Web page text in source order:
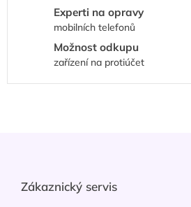
Experti na opravy
mobilních telefonů
Možnost odkupu
zařízení na protiúčet
Zákaznický servis